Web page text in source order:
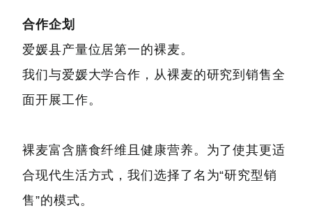
合作企划
爱媛县产量位居第一的裸麦。
我们与爱媛大学合作，从裸麦的研究到销售全
面开展工作。
裸麦富含膳食纤维且健康营养。为了使其更适
合现代生活方式，我们选择了名为“研究型销
售”的模式。